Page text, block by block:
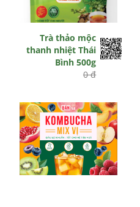
Trà thảo mộc
thanh nhiệt Thái
Bình 500g
0 đ